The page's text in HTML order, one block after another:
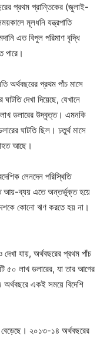
প্রথম প্রান্তিকের (জুলাই-
মূলধনি যন্ত্রপাতি
এত বিপুল পরিমাণ বৃদ্ধি
পারে।
অর্থবছরের প্রথম পাঁচ মাসে
দেখা দিয়েছে, যেখানে
ডলারের উদ্বৃত্ত। এমনকি
ঘাটতি ছিল। চতুর্থ মাসে
আছে।
লেনদেন পরিস্থিতি
আয়-ব্যয় এতে অন্তর্ভুক্ত হয়ে
কোনো ঋণ করতে হয় না।
দেখা যায়, অর্থবছরের প্রথম পাঁচ
৫০ লাখ ডলারের, যা তার আগের
একই সময়ে বিদেশি
বেড়েছে। ২০১৩-১৪ অর্থবছরের